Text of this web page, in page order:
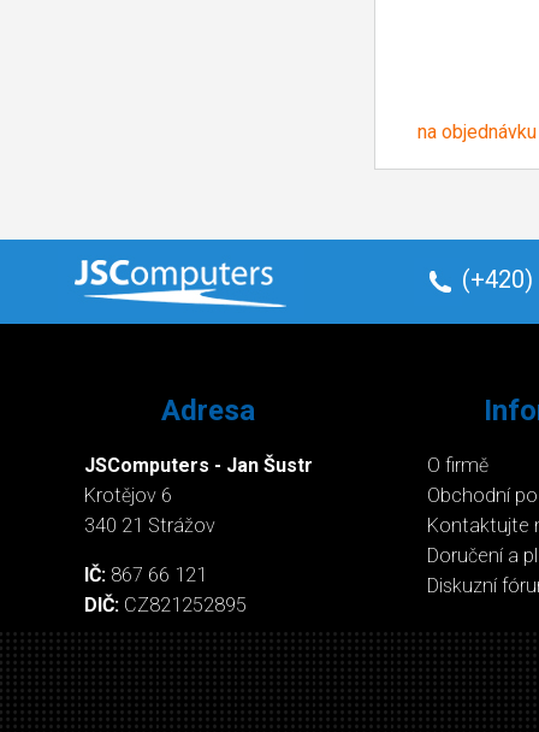
na objednávku
(+420)
Adresa
JSComputers - Jan Šustr
Krotějov 6
340 21 Strážov
IČ: 867 66 121
DIČ: CZ821252895
O firmě
Obchodní
Kontaktujte
Doručení a
Diskuzní